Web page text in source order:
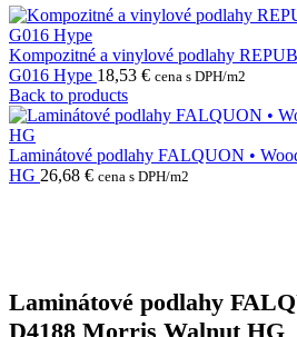
Kompozitné a vinylové podlahy
G016 Hype 18,53 € cena s DPH/m2
Back to products
Laminátové podlahy FALQUON •
HG 26,68 € cena s DPH/m2
Laminátové podlahy
D4188 Morris Walnut HG